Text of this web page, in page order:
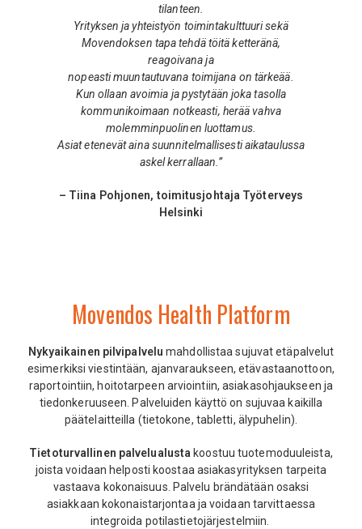
tilanteen.
Yrityksen ja yhteistyön toimintakulttuuri sekä
Movendoksen tapa tehdä töitä ketteränä,
reagoivana ja
nopeasti muuntautuvana toimijana on tärkeää.
Kun ollaan avoimia ja pystytään joka tasolla
kommunikoimaan notkeasti, herää vahva
molemminpuolinen luottamus.
Asiat etenevät aina suunnitelmallisesti aikataulussa
askel kerrallaan.”
– Tiina Pohjonen, toimitusjohtaja Työterveys
Helsinki
Movendos Health Platform
Nykyaikainen pilvipalvelu mahdollistaa sujuvat etäpalvelut
esimerkiksi viestintään, ajanvaraukseen, etävastaanottoon,
raportointiin, hoitotarpeen arviointiin, asiakasohjaukseen ja
tiedonkeruuseen. Palveluiden käyttö on sujuvaa kaikilla
päätelaitteilla (tietokone, tabletti, älypuhelin).
Tietoturvallinen palvelualusta koostuu tuotemoduuleista,
joista voidaan helposti koostaa asiakasyrityksen tarpeita
vastaava kokonaisuus. Palvelu brändätään osaksi
asiakkaan kokonaistarjontaa ja voidaan tarvittaessa
integroida potilastietojärjestelmiin.